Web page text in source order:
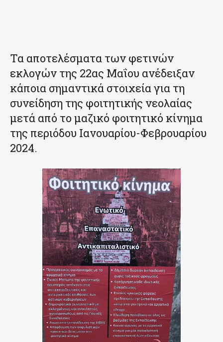
Τα αποτελέσματα των φετινών
εκλογών της 22ας Μαΐου ανέδειξαν
κάποια σημαντικά στοιχεία για τη
συνείδηση της φοιτητικής νεολαίας
μετά από το μαζικό φοιτητικό κίνημα
της περιόδου Ιανουαρίου-Φεβρουαρίου
2024.